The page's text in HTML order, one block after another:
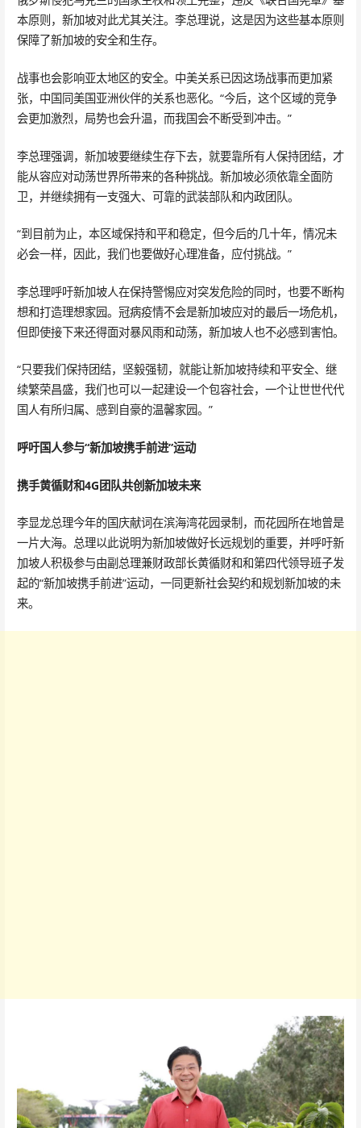
本原则，新加坡对此尤其关注。李总理说，这是因为这些基本原则
保障了新加坡的安全和生存。
战事也会影响亚太地区的安全。中美关系已因这场战事而更加紧
张，中国同美国亚洲伙伴的关系也恶化。“今后，这个区域的竞争
会更加激烈，局势也会升温，而我国会不断受到冲击。”
李总理强调，新加坡要继续生存下去，就要靠所有人保持团结，才
能从容应对动荡世界所带来的各种挑战。新加坡必须依靠全面防
卫，并继续拥有一支强大、可靠的武装部队和内政团队。
“到目前为止，本区域保持和平和稳定，但今后的几十年，情况未
必会一样，因此，我们也要做好心理准备，应付挑战。”
李总理呼吁新加坡人在保持警惕应对突发危险的同时，也要不断构
想和打造理想家园。冠病疫情不会是新加坡应对的最后一场危机，
但即使接下来还得面对暴风雨和动荡，新加坡人也不必感到害怕。
“只要我们保持团结，坚毅强韧，就能让新加坡持续和平安全、继
续繁荣昌盛，我们也可以一起建设一个包容社会，一个让世世代代
国人有所归属、感到自豪的温馨家园。”
呼吁国人参与“新加坡携手前进”运动
携手黄循财和4G团队共创新加坡未来
李显龙总理今年的国庆献词在滨海湾花园录制，而花园所在地曾是
一片大海。总理以此说明为新加坡做好长远规划的重要，并呼吁新
加坡人积极参与由副总理兼财政部长黄循财和和第四代领导班子发
起的“新加坡携手前进”运动，一同更新社会契约和规划新加坡的未
来。